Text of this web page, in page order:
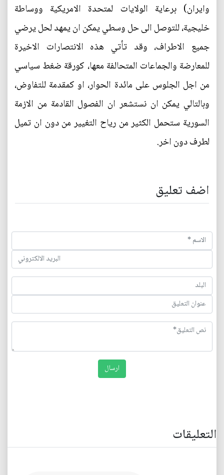
وايران) برعاية الولايات لمتحدة الامريكية ووساطة
خليجية، للتوصل الى حل وسطي يمكن ان يمهد لحل يرضي
جميع الاطراف، وقد تأتي هذه الانتصارات الاخيرة
للمعارضة والجماعات المتحالفة معها، كورقة ضغط سياسي
من اجل الجلوس على مائدة الحوار، او كمقدمة للتفاوض،
وبالتالي يمكن ان نستشعر ان الفصول القادمة من الازمة
السورية ستحمل الكثير من رياح التغيير من دون ان تميل
لطرف دون اخر.
اضف تعليق
التعليقات